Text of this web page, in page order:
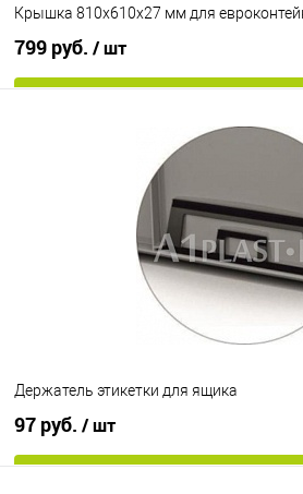
Крышка 810х610х27 мм для
799 руб. / шт
Держатель этикетки для ящика
97 руб. / шт